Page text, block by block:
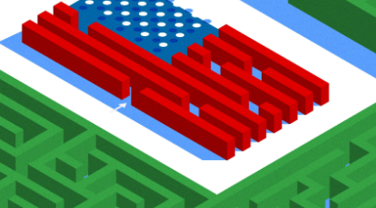
t
r
e
)